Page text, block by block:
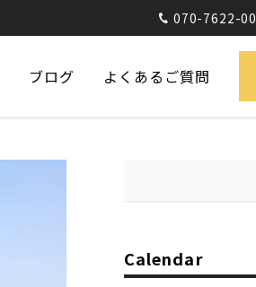
070-7622-
ブログ よくあるご質問
Calendar